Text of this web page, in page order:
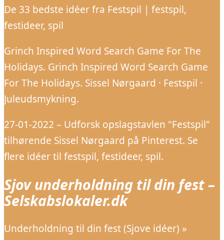
De 33 bedste idéer fra Festspil | festspil,
festideer, spil
Grinch Inspired Word Search Game For The
Holidays. Grinch Inspired Word Search Game
For The Holidays. Sissel Nørgaard · Festspil ·
Juleudsmykning.
27-01-2022 – Udforsk opslagstavlen "Festspil"
tilhørende Sissel Nørgaard på Pinterest. Se
flere idéer til festspil, festideer, spil.
Sjov underholdning til din fest –
Selskabslokaler.dk
Underholdning til din fest (Sjove idéer) »